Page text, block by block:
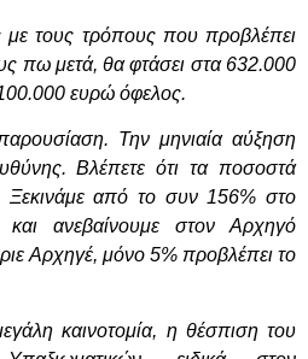
με τους τρόπους που προβλέπει
πω μετά, θα φτάσει στα 632.000
ευρώ όφελος.
Την μηνιαία αύξηση
Βλέπετε ότι τα ποσοστά
Ξεκινάμε από το συν 156% στο
ανεβαίνουμε στον Αρχηγό
Αρχηγέ, μόνο 5% προβλέπει το
καινοτομία, η θέσπιση του